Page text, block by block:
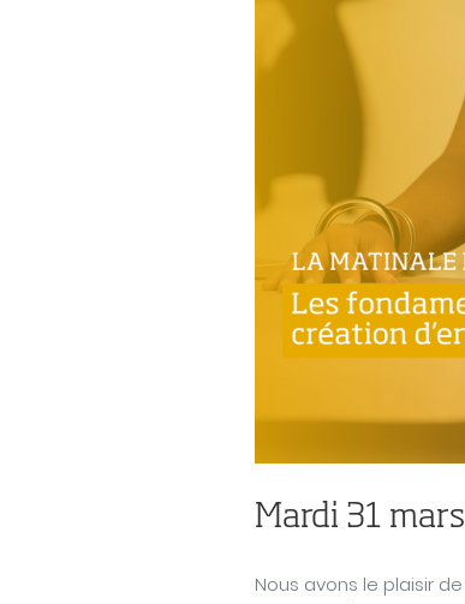
Mardi 31
Nous avons le plaisir